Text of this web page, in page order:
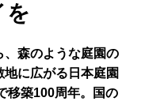
を
、森のような庭園の
に広がる日本庭園
移築100周年。国の